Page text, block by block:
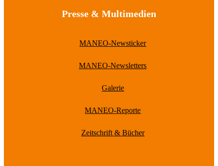
Presse & Multimedien
MANEO-Newsticker
MANEO-Newsletters
Galerie
MANEO-Reporte
Zeitschrift & Bücher